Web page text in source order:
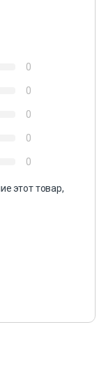
0
0
0
0
0
этот товар,